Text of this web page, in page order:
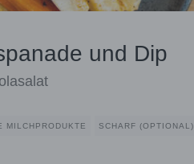
und Dip
MILCHPRODUKTE SCHARF (OPTIONAL)